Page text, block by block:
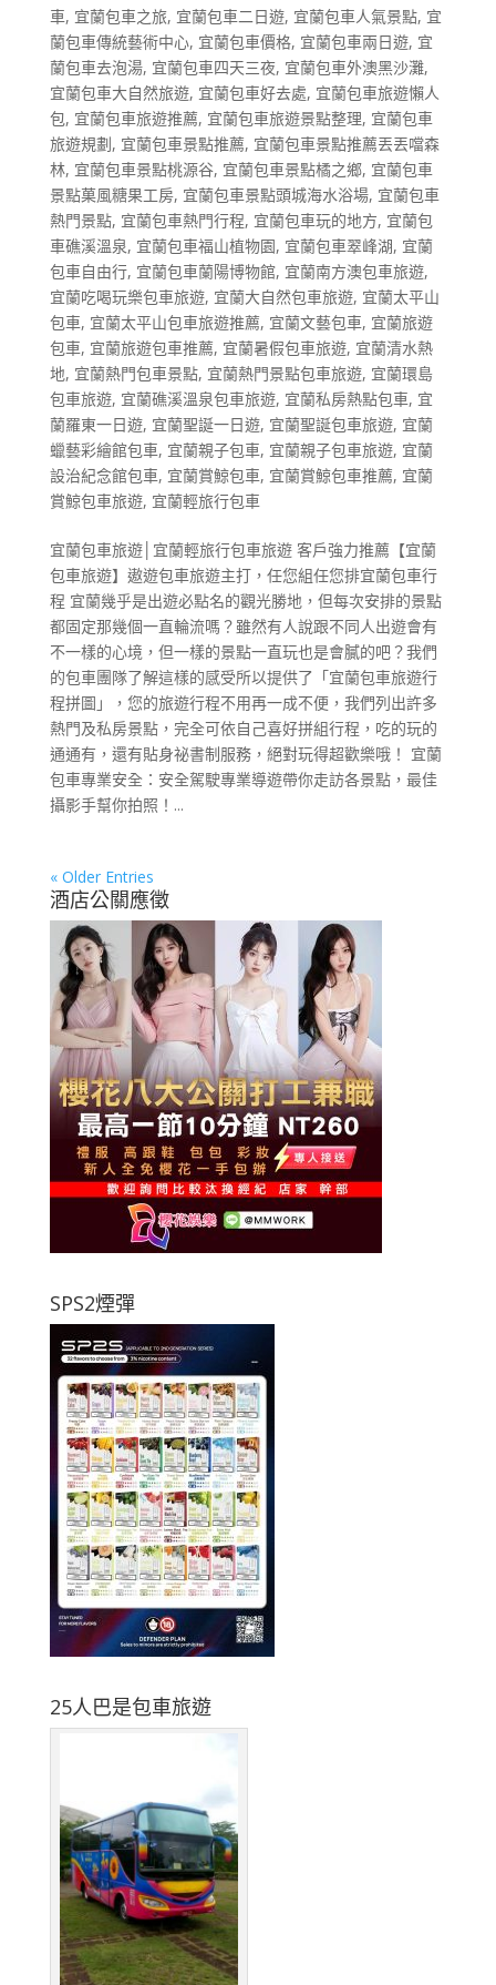
車, 宜蘭包車之旅, 宜蘭包車二日遊, 宜蘭包車人氣景點, 宜
蘭包車傳統藝術中心, 宜蘭包車價格, 宜蘭包車兩日遊, 宜
蘭包車去泡湯, 宜蘭包車四天三夜, 宜蘭包車外澳黑沙灘,
宜蘭包車大自然旅遊, 宜蘭包車好去處, 宜蘭包車旅遊懶人
包, 宜蘭包車旅遊推薦, 宜蘭包車旅遊景點整理, 宜蘭包車
旅遊規劃, 宜蘭包車景點推薦, 宜蘭包車景點推薦丟丟噹森
林, 宜蘭包車景點桃源谷, 宜蘭包車景點橘之鄉, 宜蘭包車
景點菓風糖果工房, 宜蘭包車景點頭城海水浴場, 宜蘭包車
熱門景點, 宜蘭包車熱門行程, 宜蘭包車玩的地方, 宜蘭包
車礁溪溫泉, 宜蘭包車福山植物園, 宜蘭包車翠峰湖, 宜蘭
包車自由行, 宜蘭包車蘭陽博物館, 宜蘭南方澳包車旅遊,
宜蘭吃喝玩樂包車旅遊, 宜蘭大自然包車旅遊, 宜蘭太平山
包車, 宜蘭太平山包車旅遊推薦, 宜蘭文藝包車, 宜蘭旅遊
包車, 宜蘭旅遊包車推薦, 宜蘭暑假包車旅遊, 宜蘭清水熱
地, 宜蘭熱門包車景點, 宜蘭熱門景點包車旅遊, 宜蘭環島
包車旅遊, 宜蘭礁溪溫泉包車旅遊, 宜蘭私房熱點包車, 宜
蘭羅東一日遊, 宜蘭聖誕一日遊, 宜蘭聖誕包車旅遊, 宜蘭
蠟藝彩繪館包車, 宜蘭親子包車, 宜蘭親子包車旅遊, 宜蘭
設治紀念館包車, 宜蘭賞鯨包車, 宜蘭賞鯨包車推薦, 宜蘭
賞鯨包車旅遊, 宜蘭輕旅行包車
宜蘭包車旅遊│宜蘭輕旅行包車旅遊 客戶強力推薦【宜蘭
包車旅遊】遨遊包車旅遊主打，任您組任您排宜蘭包車行
程 宜蘭幾乎是出遊必點名的觀光勝地，但每次安排的景點
都固定那幾個一直輪流嗎？雖然有人說跟不同人出遊會有
不一樣的心境，但一樣的景點一直玩也是會膩的吧？我們
的包車團隊了解這樣的感受所以提供了「宜蘭包車旅遊行
程拼圖」，您的旅遊行程不用再一成不便，我們列出許多
熱門及私房景點，完全可依自己喜好拼組行程，吃的玩的
通通有，還有貼身祕書制服務，絕對玩得超歡樂哦！ 宜蘭
包車專業安全：安全駕駛專業導遊帶你走訪各景點，最佳
攝影手幫你拍照！...
« Older Entries
酒店公關應徵
SPS2煙彈
25人巴是包車旅遊